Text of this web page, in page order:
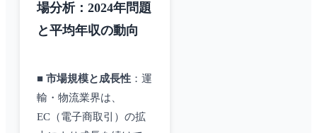
場分析：2024年問題
と平均年収の動向
■ 市場規模と成長性 ：運
輸・物流業界は、
EC（電子商取引）の拡